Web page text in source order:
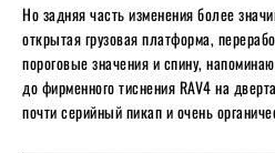
Но задняя часть изменения более
открытая грузовая платформа,
пороговые значения и спину,
до фирменного тиснения RAV4 на
почти серийный пикап и очень